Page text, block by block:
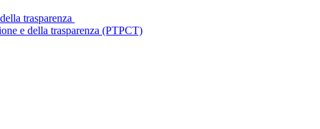
trasparenza
e della trasparenza (PTPCT)